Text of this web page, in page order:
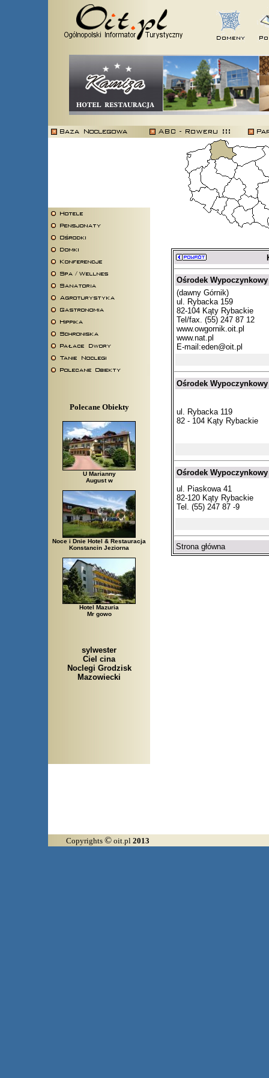
Polecane Obiekty
U Marianny
August w
Noce i Dnie Hotel & Restauracja
Konstancin Jeziorna
Hotel Mazuria
Mr gowo
sylwester
Ciel cina
Noclegi Grodzisk
Mazowiecki
Ośrodek
(dawny Górnik)
ul. Rybacka 159
82-104 Kąty Rybackie
Tel/fax. (55) 247 87 12
www.owgornik.oit.pl
www.nat.pl
E-mail:eden@oit.pl
Ośrodek
ul. Rybacka 119
82 - 104 Kąty Rybackie
Ośrodek
ul. Piaskowa 41
82-120 Kąty Rybackie
Tel. (55) 247 87 -9
Strona główna
Copyrights © oit.pl 2013